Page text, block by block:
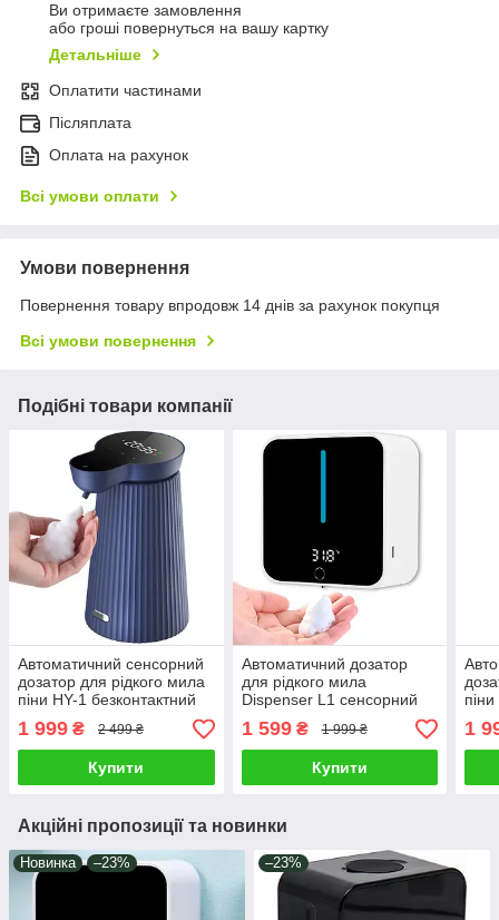
Ви отримаєте замовлення
або гроші повернуться на вашу картку
Детальніше
Оплатити частинами
Післяплата
Оплата на рахунок
Всі умови оплати
Умови повернення
Повернення товару впродовж 14 днів за рахунок покупця
Всі умови повернення
Подібні товари компанії
Автоматичний сенсорний
дозатор для рідкого мила
піни HY-1 безконтактний
диспенсер на акумуляторі
пінний настільний Xiaomi
Синій
1 999 ₴ 2 499 ₴
Купити
Автоматичний дозатор
для рідкого мила
Dispenser L1 сенсорний
безконтактний диспенсер
акумуляторний настінний
пінний Xiaomi
1 599₴ 1 999 ₴
Купити
1
Акційні пропозиції та новинки
Новинка –23% –23%